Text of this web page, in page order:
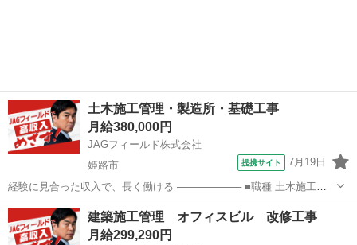
土木施工管理・製造所・基礎工事
月給380,000円
JAGフィールド株式会社
姫路市
提携サイト 7月19日
経験に見合った収入で、長く働ける ───────── ■職種 土木施工管
理 製造所内の基礎工事に伴う施工管理業務をお任せします(複数名採
用)。 ■主な業務 ・工程管理(段取り調整) ・品質管理(検査対応) ・安全
管理(現場...
兵庫 姫路市 大工
建築施工管理 オフィスビル 改修工事
月給299,290円